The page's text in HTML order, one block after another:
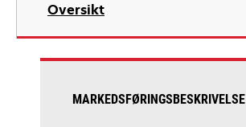
Oversikt
MARKEDSFØRINGSBESKRIVELSE